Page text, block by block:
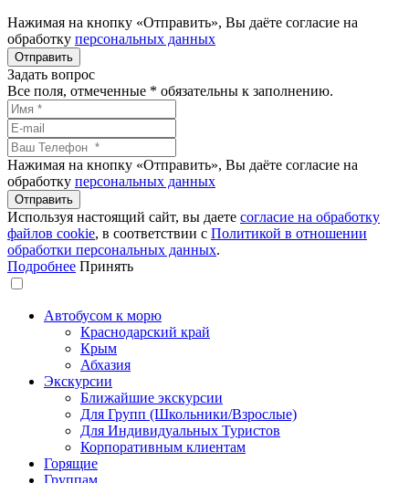
Нажимая на кнопку «Отправить», Вы даёте согласие на
обработку персональных данных
Задать вопрос
Все поля, отмеченные * обязательны к заполнению.
Нажимая на кнопку «Отправить», Вы даёте согласие на
обработку персональных данных
Используя настоящий сайт, вы даете согласие на обработку
файлов сookie, в соответствии с Политикой в отношении
обработки персональных данных.
Подробнее Принять
Автобусом к морю
Краснодарский край
Крым
Абхазия
Экскурсии
Ближайшие экскурсии
Для Групп (Школьники/Взрослые)
Для Индивидуальных Туристов
Корпоративным клиентам
Горящие
Группам